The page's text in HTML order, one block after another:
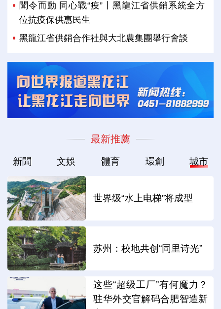
聞令而動 同心戰“疫”丨黑龍江省供銷系統全方
位抗疫保供惠民生
黑龍江省供銷合作社與大北農集團舉行會談
最新推薦
新聞 文娛 體育 環創 城市
世界级“水上电梯”将成型
苏州：校地共创“同里诗光”
这些“超级工厂”有何魔力？
驻华外交官解码合肥智造新